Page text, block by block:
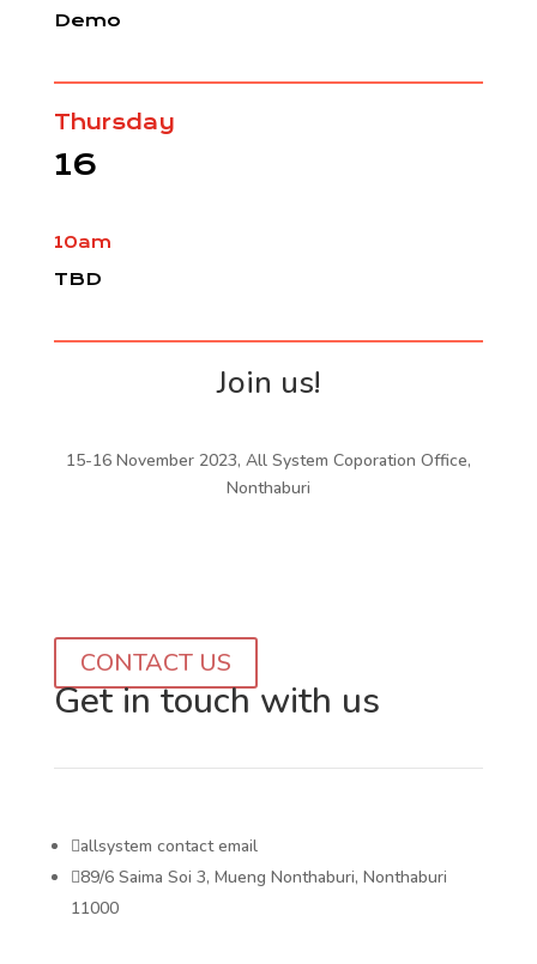
Demo
Thursday
16
10am
TBD
Join us!
15-16 November 2023, All System Coporation Office,
Nonthaburi
CONTACT US
Getin touchwith us
allsystem contact email
89/6 Saima Soi 3, Mueng Nonthaburi, Nonthaburi
11000